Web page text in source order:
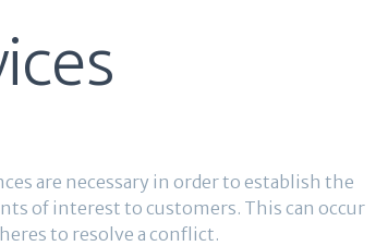
are necessary in order to establish the
of interest to customers. This can occur
to resolve a conflict.